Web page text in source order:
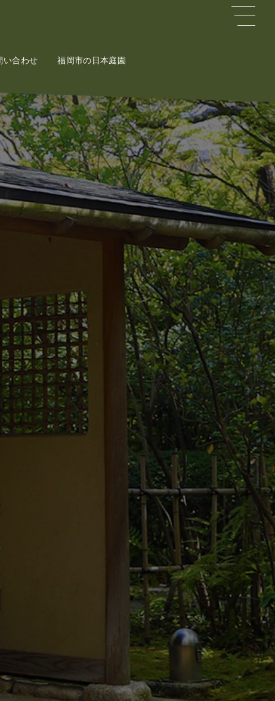
い合わせ 福岡市の日本庭園
Potal